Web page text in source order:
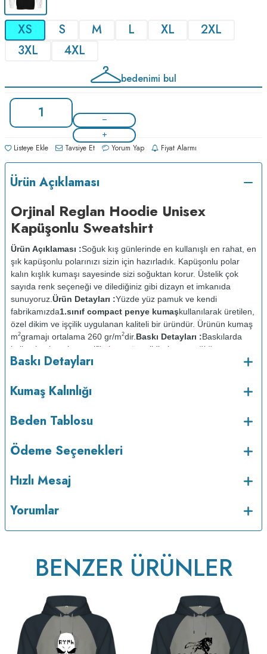
XS S M L XL
2XL
3XL
4XL
bedenimi bul
Listeye Ekle Tavsiye Et Yorum Yap Fiyat Alarmı
Ürün Açıklaması
Orjinal Reglan Hoodie Unisex
Kapüşonlu Sweatshirt
Ürün Açıklaması :Soğuk kış günlerinde en kullanışlı en rahat, en
şık kapüşonlu polarınızı sizin için hazırladık. Kapüşonlu polar
kalın kışlık kumaşı sayesinde sizi soğuktan korur. Üstelik çok
sayıda renk seçeneği ve dilediğiniz gibi dizayn et imkanıda
sunuyoruz. Ürün Detayları :Yüzde yüz pamuk ve kendi
fabrikamızda1.sınıf compact penye kumaşkullanılarak üretilen,
özel dikim ve işçilik uygulanan kaliteli bir üründür. Ürünün kumaş
m2gramajı ortalama 260 gr/m2dir. Baskı Detayları :Baskılarda
kullanılan boyalar sertifikalı ve güvenlidir; insan sağlığına zarar
Kumaş Kalınlığı :
Kısa programda maksimum 30
yıkanır.Kuru temizleme yapılmaz.
Baskı Detayları
Kumaş Kalınlığı
Beden Tablosu
Ödeme Seçenekleri
Hızlı Mesaj
Yorumlar
BENZER ÜRÜNLER